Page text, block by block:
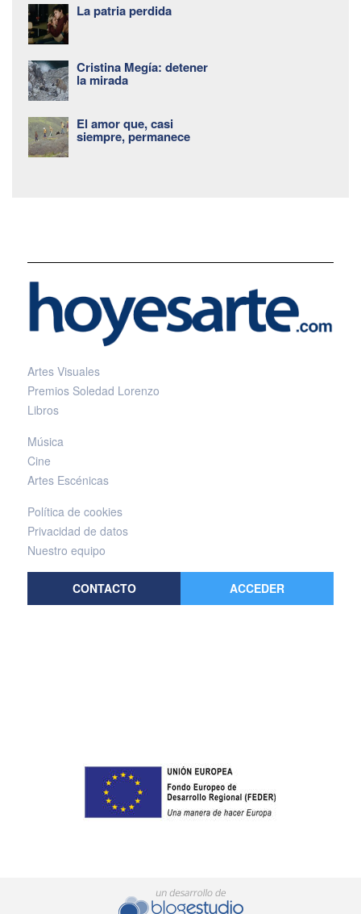
La patria perdida
Cristina Megía: detener
la mirada
El amor que, casi
siempre, permanece
Artes Visuales
Premios Soledad Lorenzo
Libros
Música
Cine
Artes Escénicas
Política de cookies
Privacidad de datos
Nuestro equipo
CONTACTO ACCEDER